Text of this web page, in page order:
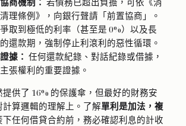
理條例》，向銀行聲請「前置協商」。
取到極低的利率（甚至是 0%）以及長
還款期，強制停止利滾利的惡性循環。
據： 任何還款紀錄、對話紀錄或借據，
張權利的重要證據。
供了 16% 的保護傘，但最好的財務安
算邏輯的理解上。了解單利是加法，複
下任何借貸合約前，務必確認利息的計收